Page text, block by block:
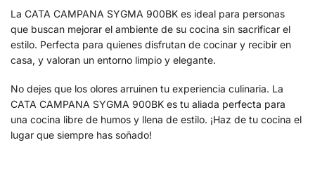
La CATA CAMPANA SYGMA 900BK es ideal para personas
que buscan mejorar el ambiente de su cocina sin sacrificar el
estilo. Perfecta para quienes disfrutan de cocinar y recibir en
casa, y valoran un entorno limpio y elegante.
No dejes que los olores arruinen tu experiencia culinaria. La
CATA CAMPANA SYGMA 900BK es tu aliada perfecta para
una cocina libre de humos y llena de estilo. ¡Haz de tu cocina el
lugar que siempre has soñado!